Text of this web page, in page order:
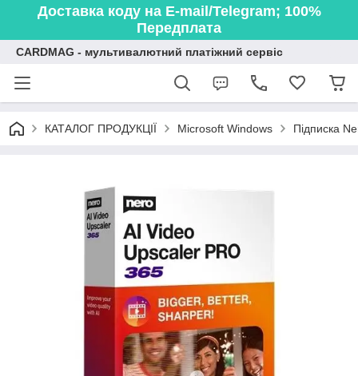
Доставка коду на E-mail/Telegram; 100%
Передплата
CARDMAG - мультивалютний платіжний сервіс
КАТАЛОГ ПРОДУКЦІЇ Microsoft Windows Підписка